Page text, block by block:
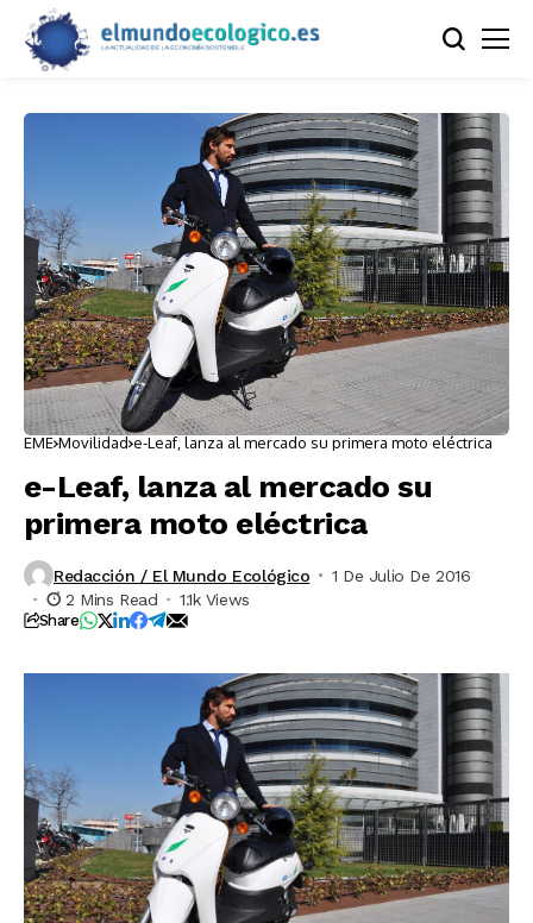
EME Movilidad e-Leaf, lanza al mercado su primera moto eléctrica
e-Leaf, lanza al mercado su
primera moto eléctrica
Redacción / El Mundo Ecológico
1 De Julio De 2016
2 Mins Read
1.1k Views
Share